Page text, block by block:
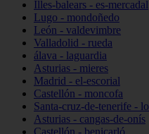
Illes-balears - es-mercadal
Lugo - mondoñedo
León - valdevimbre
Valladolid - rueda
álava - laguardia
Asturias - mieres
Madrid - el-escorial
Castellón - moncofa
Santa-cruz-de-tenerife -
Asturias - cangas-de-onís
Castellón - benicarló